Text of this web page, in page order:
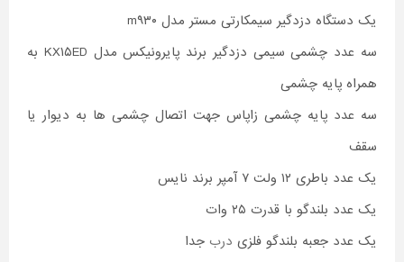
یک دستگاه دزدگیر سیمکارتی مستر مدل m۹۳۰
سه عدد چشمی سیمی دزدگیر برند پایرونیکس مدل KX۱۵ED به
همراه پایه چشمی
سه عدد پایه چشمی زاپاس جهت اتصال چشمی ها به دیوار یا
سقف
یک عدد باطری ۱۲ ولت ۷ آمپر برند نایس
یک عدد بلندگو با قدرت ۲۵ وات
یک عدد جعبه بلندگو فلزی درب جدا